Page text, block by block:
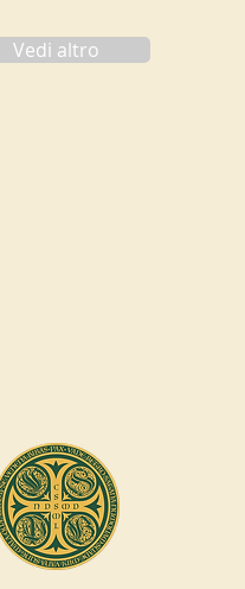
Vedi altro